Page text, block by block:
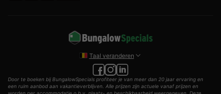
Taal veranderen
Door te boeken bij BungalowSpecials profiteer je van meer dan 20 jaar ervaring en
een ruim aanbod aan vakantieverblijven. Alle prijzen zijn actuele vanaf prijzen en
worden per accommodatie o.b.v. plaats- en beschikbaarheid weergegeven. Deze